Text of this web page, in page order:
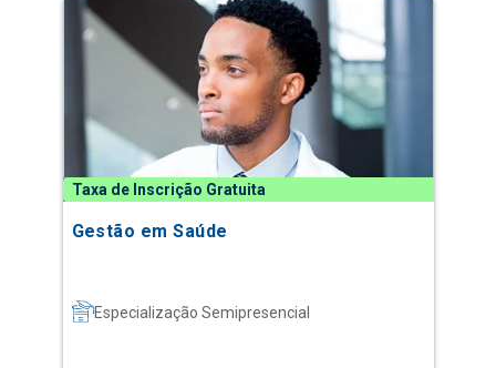
Taxa de Inscrição Gratuita
Gestão em Saúde
Especialização Semipresencial